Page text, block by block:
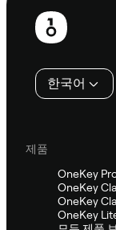
보
한국어
제품
OneKey
OneKey
OneKey
OneKey